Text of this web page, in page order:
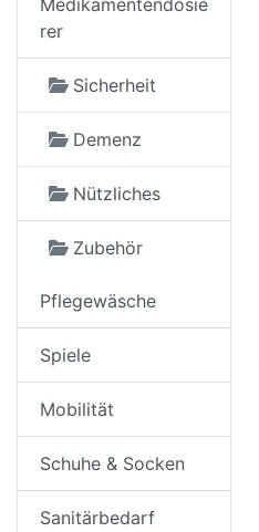
Medikamentendosie
rer
Sicherheit
Demenz
Nützliches
Zubehör
Pflegewäsche
Spiele
Mobilität
Schuhe & Socken
Sanitärbedarf